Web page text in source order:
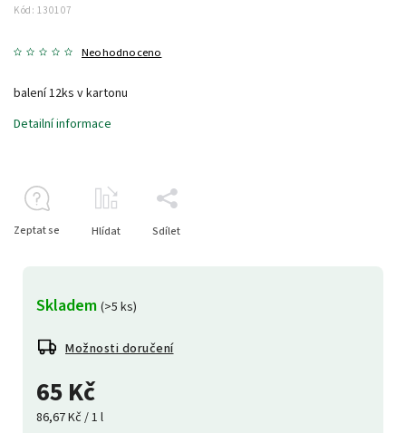
Kód: 130107
Neohodnoceno
65 Kč
86,67 Kč / 1 l
Skladem (>5 ks)
Možnosti doručení
balení 12ks v kartonu
Detailní informace
Zeptat se Hlídat Sdílet